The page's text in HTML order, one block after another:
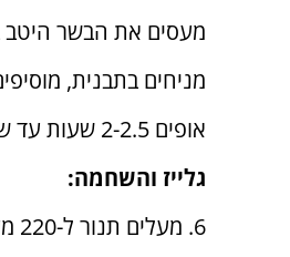
מעסים את הבשר היטב
מניחים בתבנית,
אופים 2-2.5 שעות עד שהבשר רך מאוד.
גלייז והשחמה:
6. מעלים תנור ל-220 מעלות או מפעילים גריל.